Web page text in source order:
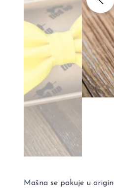
Mašna se pakuje u